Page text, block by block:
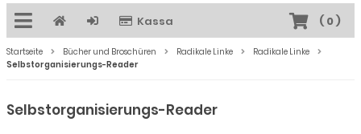
Kassa ( 0)
Startseite Bücher und Broschüren Radikale Linke
Radikale Linke
Selbstorganisierungs-Reader
Selbstorganisierungs-Reader